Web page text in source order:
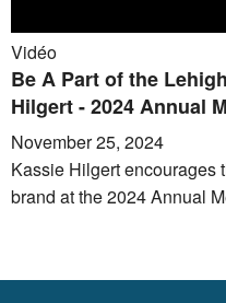
Vidéo
Be A Part of the
Hilgert - 2024 Annual
November 25, 2024
Kassie Hilgert encourages
brand at the 2024 Annual